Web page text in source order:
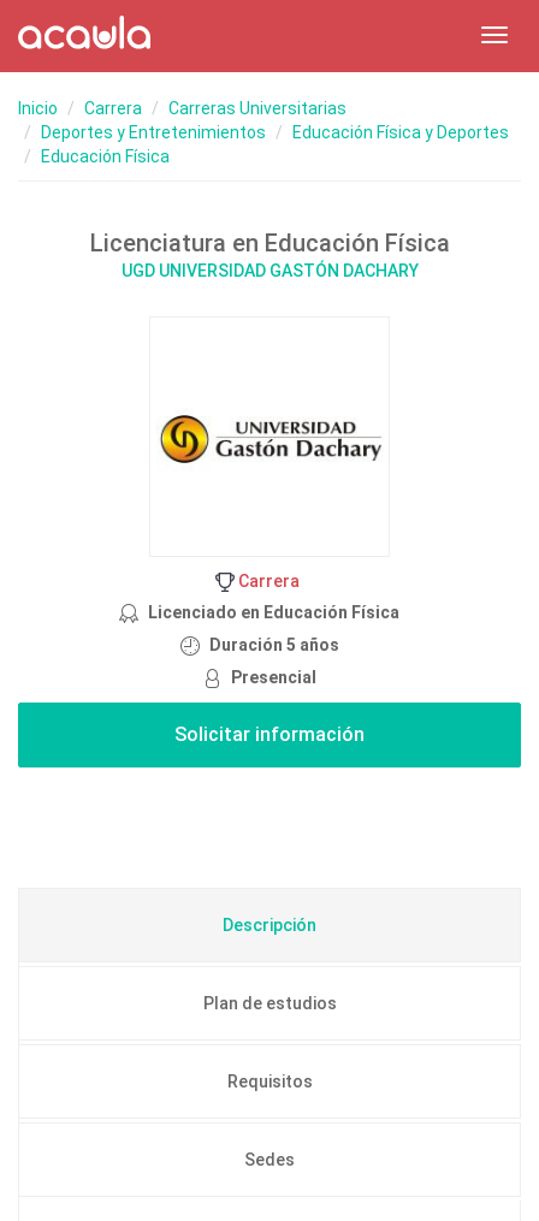
Inicio Carrera
Carreras Universitarias
Deportes y Entretenimientos
Educación Física y Deportes
Educación Física
Licenciatura en Educación Física
UGD UNIVERSIDAD GASTÓN DACHARY
Carrera
Licenciado en Educación Física
Duración 5 años
Presencial
Descripción
Plan de estudios
Requisitos
Sedes